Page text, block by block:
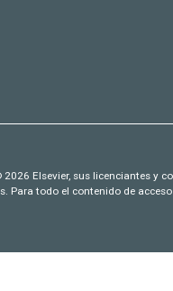
Elsevier, sus licenciantes y
Para todo el contenido de